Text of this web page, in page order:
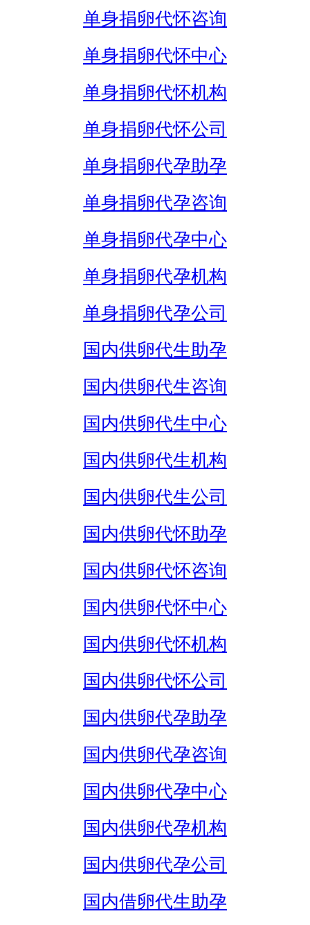
单身捐卵代怀咨询
单身捐卵代怀中心
单身捐卵代怀机构
单身捐卵代怀公司
单身捐卵代孕助孕
单身捐卵代孕咨询
单身捐卵代孕中心
单身捐卵代孕机构
单身捐卵代孕公司
国内供卵代生助孕
国内供卵代生咨询
国内供卵代生中心
国内供卵代生机构
国内供卵代生公司
国内供卵代怀助孕
国内供卵代怀咨询
国内供卵代怀中心
国内供卵代怀机构
国内供卵代怀公司
国内供卵代孕助孕
国内供卵代孕咨询
国内供卵代孕中心
国内供卵代孕机构
国内供卵代孕公司
国内借卵代生助孕